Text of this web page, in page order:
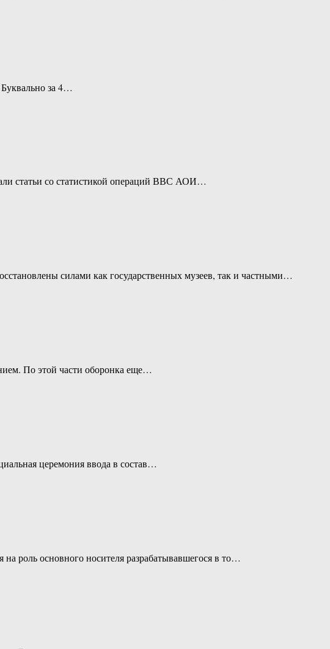
за 4…
статьи со статистикой операций ВВС АОИ…
силами как государственных музеев, так и частными…
По этой части оборонка еще…
церемония ввода в состав…
роль основного носителя разрабатывавшегося в то…